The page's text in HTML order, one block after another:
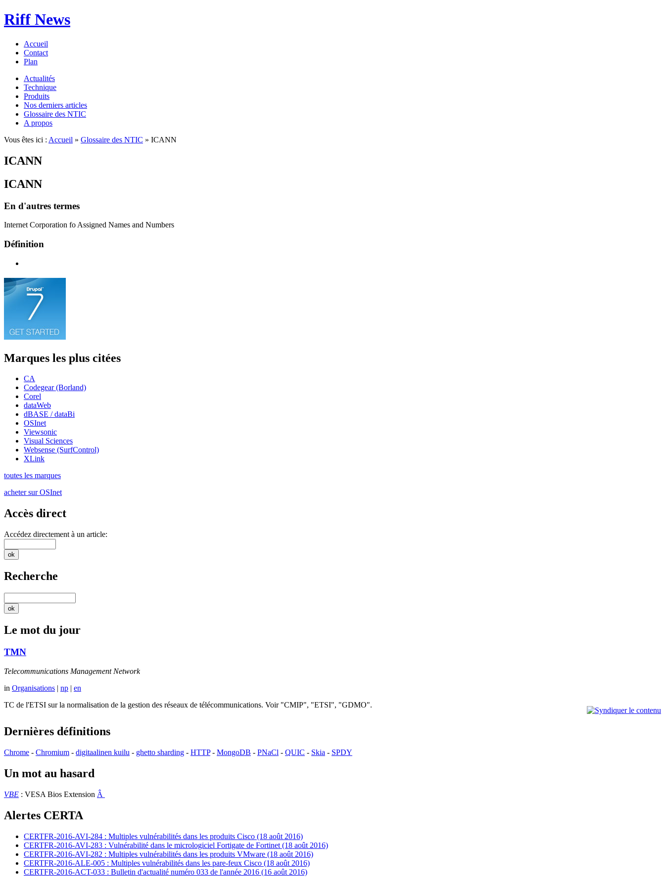
Riff News
Accueil
Contact
Plan
Actualités
Technique
Produits
Nos derniers articles
Glossaire des NTIC
A propos
Vous êtes ici : Accueil » Glossaire des NTIC » ICANN
ICANN
ICANN
En d'autres termes
Internet Corporation fo Assigned Names and Numbers
Définition
Marques les plus citées
CA
Codegear (Borland)
Corel
dataWeb
dBASE / dataBi
OSInet
Viewsonic
Visual Sciences
Websense (SurfControl)
XLink
toutes les marques
acheter sur OSInet
Accès direct
Accédez directement à un article:
Recherche
Le mot du jour
TMN
Telecommunications Management Network
in Organisations | np | en
TC de l'ETSI sur la normalisation de la gestion des réseaux de télécommunications. Voir "CMIP", "ETSI", "GDMO".
Dernières définitions
Chrome - Chromium - digitaalinen kuilu - ghetto sharding - HTTP- MongoDB - PNaCl - QUIC - Skia - SPDY
Un mot au hasard
VBE : VESA Bios Extension Â
Alertes CERTA
CERTFR-2016-AVI-284 : Multiples vulnérabilités dans les produits Cisco (18 août 2016)
CERTFR-2016-AVI-283 : Vulnérabilité dans le micrologiciel Fortigate de Fortinet (18 août 2016)
CERTFR-2016-AVI-282 : Multiples vulnérabilités dans les produits VMware (18 août 2016)
CERTFR-2016-ALE-005 : Multiples vulnérabilités dans les pare-feux Cisco (18 août 2016)
CERTFR-2016-ACT-033 : Bulletin d'actualité numéro 033 de l'année 2016 (16 août 2016)